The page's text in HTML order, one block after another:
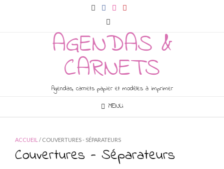
AGENDAS &
CARNETS
Agendas, carnets papier et modèles à imprimer
MENU
ACCUEIL / COUVERTURES - SÉPARATEURS
Couvertures - Séparateurs